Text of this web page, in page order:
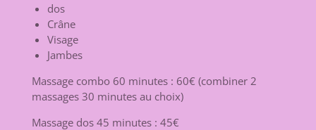
dos
Crâne
Visage
Jambes
Massage combo 60 minutes : 60€ (combiner 2
massages 30 minutes au choix)
Massage dos 45 minutes : 45€